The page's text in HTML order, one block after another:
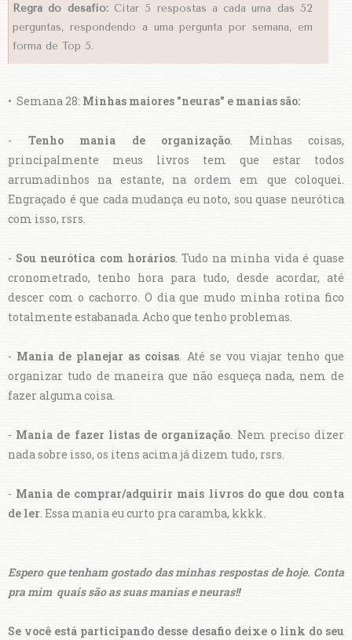
Regra do desafio:Citar 5 respostas a cada uma das 52
perguntas, respondendo a uma pergunta por semana, em
forma de Top 5.
• Semana 28: Minhas maiores "neuras" e manias são:
- Tenho mania de organização. Minhas coisas,
principalmente meus livros tem que estar todos
arrumadinhos na estante, na ordem em que coloquei.
Engraçado é que cada mudança eu noto, sou quase neurótica
com isso, rsrs.
- Sou neurótica com horários. Tudo na minha vida é quase
cronometrado, tenho hora para tudo, desde acordar, até
descer com o cachorro. O dia que mudo minha rotina fico
totalmente estabanada. Acho que tenho problemas.
- Mania de planejar as coisas. Até se vou viajar tenho que
organizar tudo de maneira que não esqueça nada, nem de
fazer alguma coisa.
- Mania de fazer listas de organização. Nem preciso dizer
nada sobre isso, os itens acima já dizem tudo, rsrs.
- Mania de comprar/adquirir mais livros do que dou conta
de ler. Essa mania eu curto pra caramba, kkkk.
Espero que tenham gostado das minhas respostas de hoje. Conta
pra mim quais são as suas manias e neuras!!
Se você está participando desse desafio deixe o link do seu